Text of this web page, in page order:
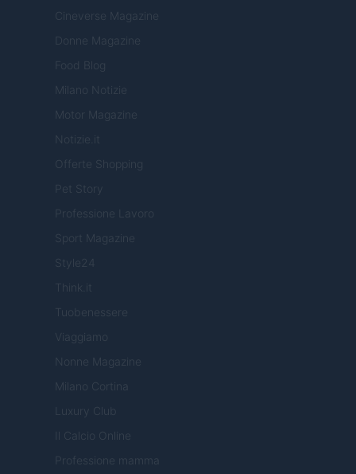
Cineverse Magazine
Donne Magazine
Food Blog
Milano Notizie
Motor Magazine
Notizie.it
Offerte Shopping
Pet Story
Professione Lavoro
Sport Magazine
Style24
Think.it
Tuobenessere
Viaggiamo
Nonne Magazine
Milano Cortina
Luxury Club
Il Calcio Online
Professione mamma